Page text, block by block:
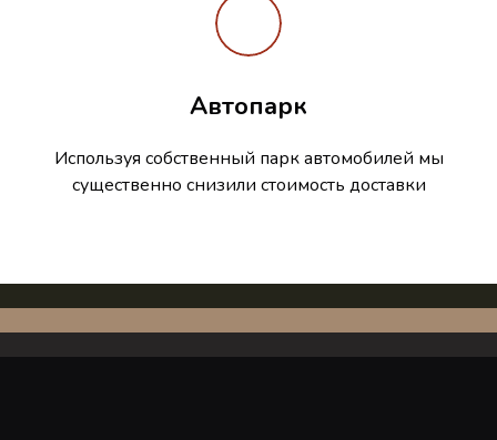
Автопарк
Используя собственный парк автомобилей мы
существенно снизили стоимость доставки